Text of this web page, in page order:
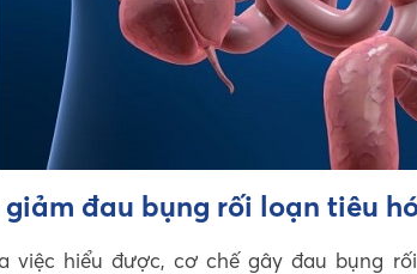
giảm đau bụng rối loạn tiêu
việc hiểu được, cơ chế gây đau bụng